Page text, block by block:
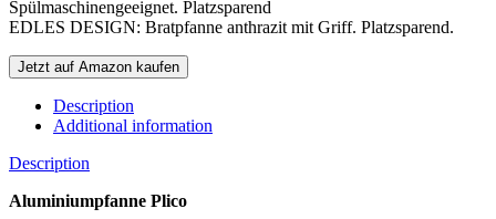
Spülmaschinengeeignet. Platzsparend
EDLES DESIGN: Bratpfanne anthrazit mit Griff. Platzsparend.
Jetzt auf Amazon kaufen
Description
Additional information
Description
Aluminiumpfanne Plico